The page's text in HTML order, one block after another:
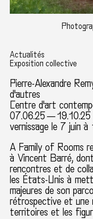
Actualités
Exposition collective
Pierre-Alexandre
d'autres
Centre d'art
07.06.25 — 19.10.25
vernissage le 7 juin
A Family of Rooms
à Vincent Barré,
rencontres et de
les États-Unis à
majeures de son
rétrospective et une
territoires et les